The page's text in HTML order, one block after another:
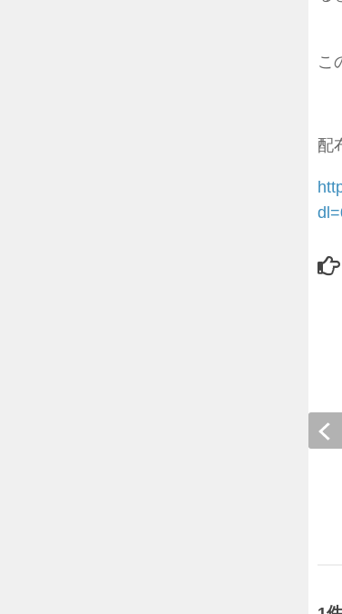
こ
配
Java版1.15.2【Lily